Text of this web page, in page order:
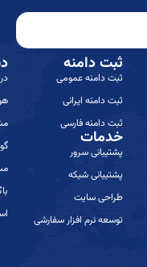
ثبت دامنه
ثبت دامنه عمومی
ثبت دامنه ایرانی
ثبت دامنه فارسی
خدمات
پشتیبانی سرور
پشتیبانی شیکه
طراحی سایت
توسعه نرم افزار سفارشی